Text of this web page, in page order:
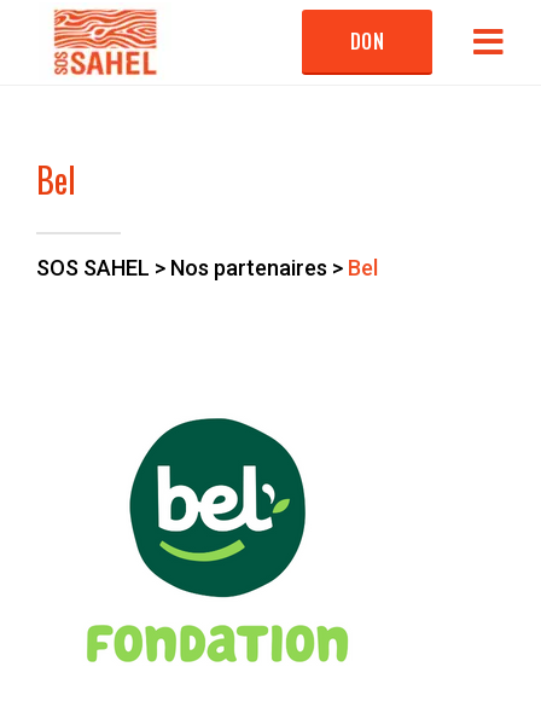
DON
Bel
SOS SAHEL > Nos partenaires > Bel